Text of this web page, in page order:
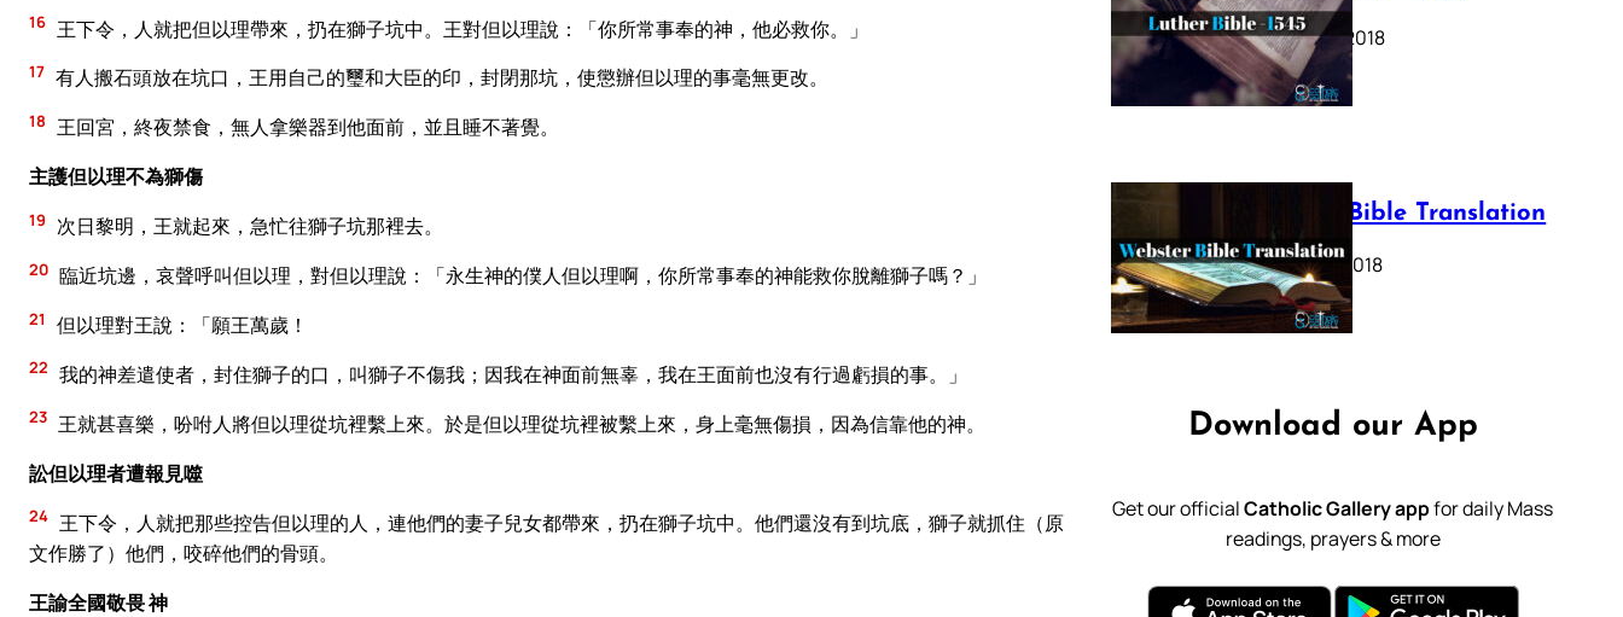
16 王下令，人就把但以理帶來，扔在獅子坑中。王對但以理說：「你所常事奉的神，他必救你。」
17 有人搬石頭放在坑口，王用自己的璽和大臣的印，封閉那坑，使懲辦但以理的事毫無更改。
18 王回宮，終夜禁食，無人拿樂器到他面前，並且睡不著覺。
主護但以理不為獅傷
19 次日黎明，王就起來，急忙往獅子坑那裡去。
20 臨近坑邊，哀聲呼叫但以理，對但以理說：「永生神的僕人但以理啊，你所常事奉的神能救你脫離獅子嗎？」
21 但以理對王說：「願王萬歲！
22 我的神差遣使者，封住獅子的口，叫獅子不傷我；因我在神面前無辜，我在王面前也沒有行過虧損的事。」
23 王就甚喜樂，吩咐人將但以理從坑裡繫上來。於是但以理從坑裡被繫上來，身上毫無傷損，因為信靠他的神。
訟但以理者遭報見噬
24 王下令，人就把那些控告但以理的人，連他們的妻子兒女都帶來，扔在獅子坑中。他們還沒有到坑底，獅子就抓住（原
文作勝了）他們，咬碎他們的骨頭。
王諭全國敬畏 神
October 17, 2018
Webster Bible Translation
October 11, 2018
Download our App
Get our officialCatholic Gallery appfor daily Mass
readings, prayers & more